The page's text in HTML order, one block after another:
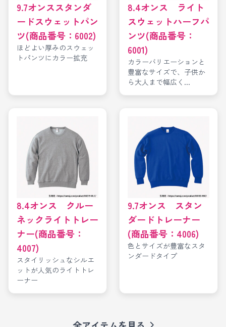
9.7オンススタンダ
ードスウェットパン
ツ(商品番号：6002)
ほどよい厚みのスウェッ
トパンツにカラー拡充
8.4オンス ライト
スウェットハーフパ
ンツ(商品番号：
6001)
カラーバリエーションと
豊富なサイズで、子供か
ら大人まで幅広く...
8.4オンス クルー
ネックライトトレー
ナー(商品番号：
4007)
スタイリッシュなシルエ
ットが人気のライトトレ
ーナー
9.7オンス スタン
ダードトレーナー
(商品番号：4006)
色とサイズが豊富なスタ
ンダードタイプ